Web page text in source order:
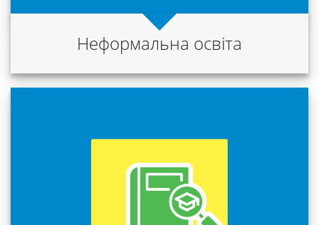
Неформальна освіта